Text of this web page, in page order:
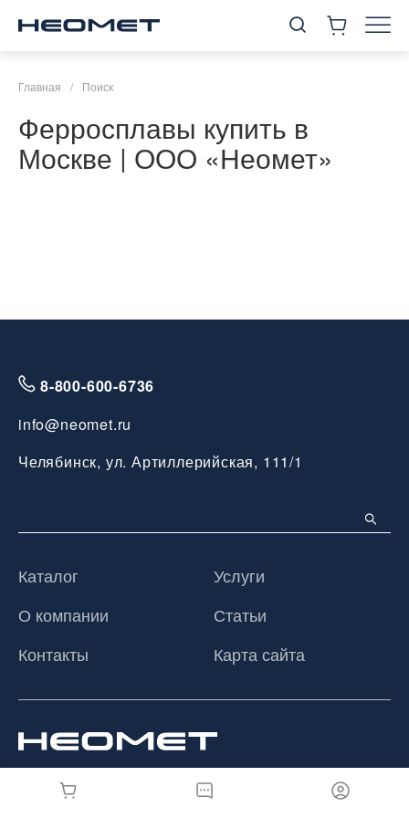
Главная / Поиск
Ферросплавы купить в
Москве | ООО «Неомет»
8-800-600-6736
info@neomet.ru
Челябинск, ул. Артиллерийская, 111/1
Каталог
Услуги
О компании
Статьи
Контакты
Карта сайта
© 2026 ООО «Неомет», Все права защищены